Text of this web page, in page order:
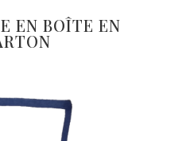
EN BOÎTE EN